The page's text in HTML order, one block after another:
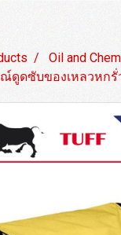
Oil and
ดูดซับของเหลวหกรั่